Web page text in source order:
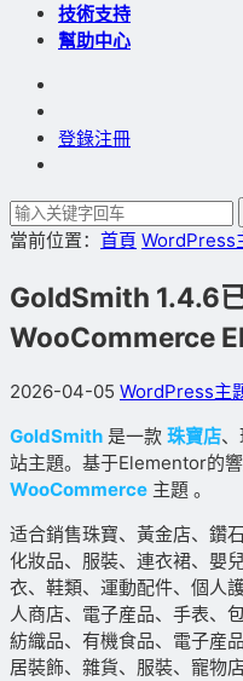
技術支持
幫助中心
登錄注冊
當前位置： 首頁 WordPress
GoldSmith 1.4.6
WooCommerce
2026-04-05 WordPress主
GoldSmith 是一款 珠寶店
站主題。基于Elementor的
WooCommerce 主題 。
适合銷售珠寶、黃金店、鑽
化妝品、服裝、連衣裙、嬰
衣、鞋類、運動配件、個人
人商店、電子産品、手表、
紡織品、有機食品、電子産
居裝飾、雜貨、服裝、寵物